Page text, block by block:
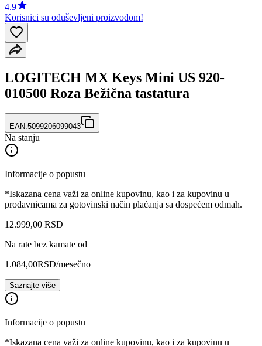
4.9
Korisnici su oduševljeni proizvodom!
LOGITECH MX Keys Mini US 920-
010500 Roza Bežična tastatura
EAN:5099206099043
Na stanju
Informacije o popustu
*Iskazana cena važi za online kupovinu, kao i za kupovinu u
prodavnicama za gotovinski način plaćanja sa dospećem odmah.
12.999,00 RSD
Na rate bez kamate od
1.084,00RSD/mesečno
Saznajte više
Informacije o popustu
*Iskazana cena važi za online kupovinu, kao i za kupovinu u